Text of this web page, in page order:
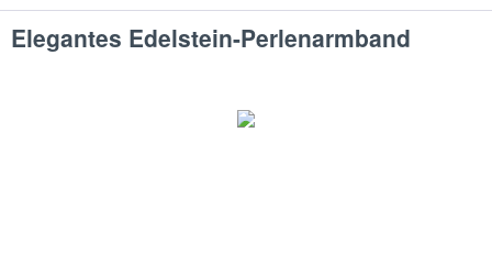
Elegantes Edelstein-Perlenarmband